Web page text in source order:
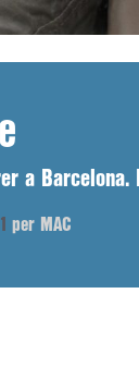
a Barcelona.
per MAC